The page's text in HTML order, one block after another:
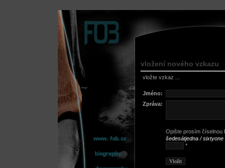
vložení nového vzkazu
vložte vzkaz ...
Jméno:
Zpráva:
Opište prosím číselnou
šedesátjedna / sixtyone
*